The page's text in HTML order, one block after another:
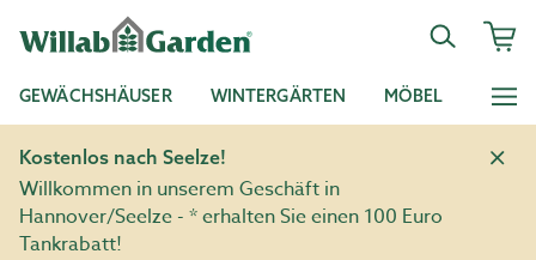
GEWÄCHSHÄUSER WINTERGÄRTEN MÖBEL
Kostenlos nach Seelze!
Willkommen in unserem Geschäft in
Hannover/Seelze - * erhalten Sie einen 100 Euro
Tankrabatt!